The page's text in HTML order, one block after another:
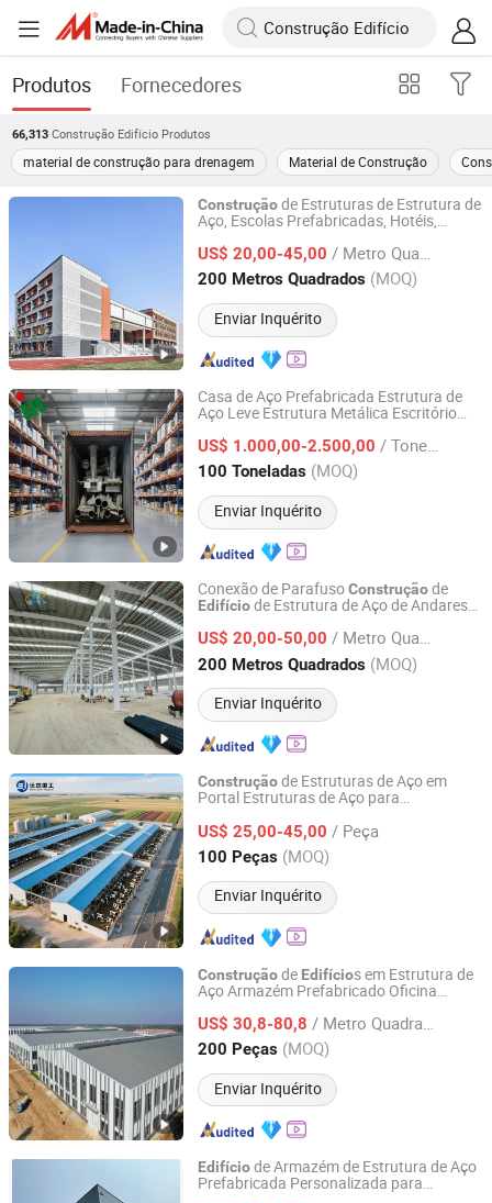
Produtos Fornecedores
66,313 Construção Edifício Produtos
material de construção para drenagem Material de Construção
Construçãode Estruturas de Estrutura de
Aço, Escolas Prefabricadas, Hotéis,
Altura
US$ 20,00-45,00 / Metro Quadrado
200 Metros Quadrados (MOQ)
Enviar Inquérito
Shandong Shijie Heavy Industry Co., Ltd.
Shandong, China Desde 2025
Casa de Aço Prefabricada Estrutura de
Aço Leve Estrutura Metálica Escritório
US$ 1.000,00-2.500,00 / Tonelada
100 Toneladas (MOQ)
Enviar Inquérito
Guoshun Green Building Technology Co., Ltd
Shandong, China Desde 2020
Conexão de ParafusoConstruçãode
Edifíciode Estrutura de Aço de Andares
Quadrado
US$ 20,00-50,00 / Metro Quadrado
200 Metros Quadrados (MOQ)
Enviar Inquérito
Qingdao Ruly Steel Engineering Co., Ltd
Shandong, China Desde 2023
Construçãode Estruturas de Aço em
Portal Estruturas de Aço para
e Aves
US$ 25,00-45,00 / Peça
100 Peças (MOQ)
Enviar Inquérito
Shandong Shijie Heavy Industry Co., Ltd.
Shandong, China Desde 2025
Construçãode Edifícios em Estrutura de
Aço Armazém Prefabricado Oficina
Prefabricado Galpão de Metal para
Armazenamento
US$ 30,8-80,8 / Metro Quadrado
200 Peças (MOQ)
Enviar Inquérito
SDKM Metal Materials Co., LTD
Shandong, China Desde 2024
Edifíciode Armazém de Estrutura de Aço
Prefabricada Personalizada para
SDKM Metal Materials Co., LTD